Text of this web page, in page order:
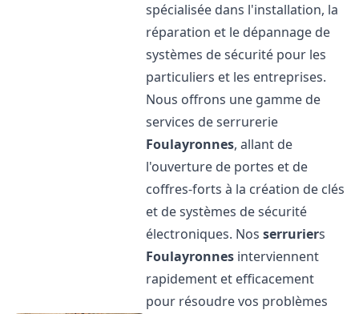
spécialisée dans l'installation, la
réparation et le dépannage de
systèmes de sécurité pour les
particuliers et les entreprises.
Nous offrons une gamme de
services de serrurerie
Foulayronnes, allant de
l'ouverture de portes et de
coffres-forts à la création de clés
et de systèmes de sécurité
électroniques. Nosserruriers
Foulayronnes interviennent
rapidement et efficacement
pour résoudre vos problèmes